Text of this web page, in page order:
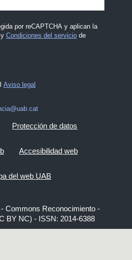
por reCAPTCHA y aplican la
y Condiciones del serviciode
Aviso legal
Protección de datos
Accesibilidad web
del web UAB
Commons Reconocimiento -
BY NC) - ISSN: 2014-6388